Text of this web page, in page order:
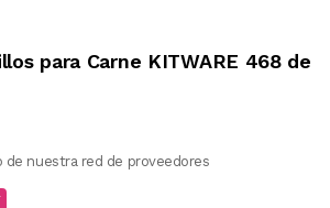
para Carne KITWARE 468 de
de nuestra red de proveedores